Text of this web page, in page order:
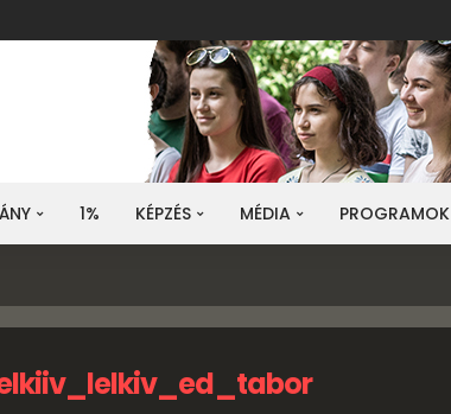
1% KÉPZÉS MÉDIA PROGRAMOK